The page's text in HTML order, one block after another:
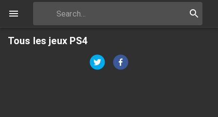
Tous les jeux PS4